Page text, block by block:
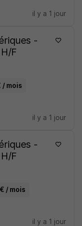
il y a 1 jour
-
F
/ mois
il y a 1 jour
-
F
/ mois
il y a 1 jour